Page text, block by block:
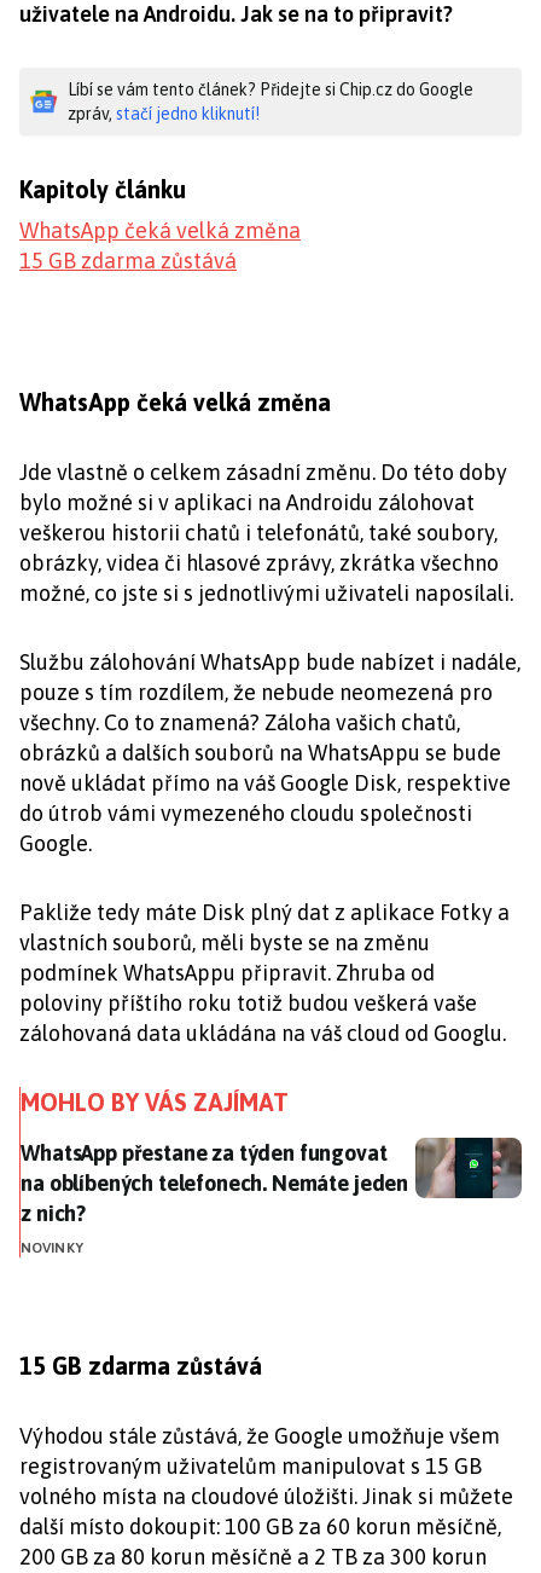
uživatele na Androidu. Jak se na to připravit?
Líbí se vám tento článek? Přidejte si Chip.cz do Google
zpráv, stačí jedno kliknutí!
Kapitoly článku
WhatsApp čeká velká změna
15 GB zdarma zůstává
WhatsApp čeká velká změna
Jde vlastně o celkem zásadní změnu. Do této doby
bylo možné si v aplikaci na Androidu zálohovat
veškerou historii chatů i telefonátů, také soubory,
obrázky, videa či hlasové zprávy, zkrátka všechno
možné, co jste si s jednotlivými uživateli naposílali.
Službu zálohování WhatsApp bude nabízet i nadále,
pouze s tím rozdílem, že nebude neomezená pro
všechny. Co to znamená? Záloha vašich chatů,
obrázků a dalších souborů na WhatsAppu se bude
nově ukládat přímo na váš Google Disk, respektive
do útrob vámi vymezeného cloudu společnosti
Google.
Pakliže tedy máte Disk plný dat z aplikace Fotky a
vlastních souborů, měli byste se na změnu
podmínek WhatsAppu připravit. Zhruba od
poloviny příštího roku totiž budou veškerá vaše
zálohovaná data ukládána na váš cloud od Googlu.
MOHLO BY VÁS ZAJÍMAT
WhatsApp přestane za týden fungovat na
WhatsApp přestane za týden fungovat
na oblíbených telefonech. Nemáte jeden
z nich?
NOVINKY
15 GB zdarma zůstává
Výhodou stále zůstává, že Google umožňuje všem
registrovaným uživatelům manipulovat s 15 GB
volného místa na cloudové úložišti. Jinak si můžete
další místo dokoupit: 100 GB za 60 korun měsíčně,
200 GB za 80 korun měsíčně a 2 TB za 300 korun